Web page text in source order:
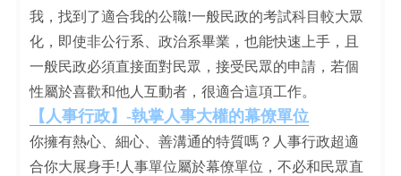
我，找到了適合我的公職!一般民政的考試科目較大眾
化，即使非公行系、政治系畢業，也能快速上手，且
一般民政必須直接面對民眾，接受民眾的申請，若個
性屬於喜歡和他人互動者，很適合這項工作。
【人事行政】-執掌人事大權的幕僚單位
你擁有熱心、細心、善溝通的特質嗎？人事行政超適
合你大展身手!人事單位屬於幕僚單位，不必和民眾直